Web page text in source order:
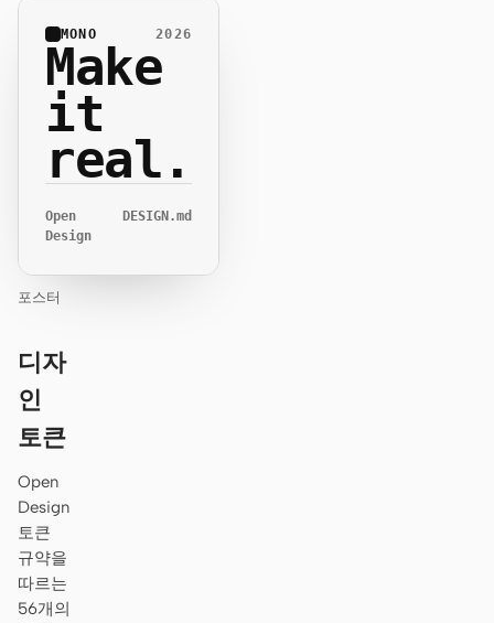
MONO 2026
Make
it
real.
Open
Design
DESIGN.md
포스터
디자
인
토큰
Open
Design
토큰
규약을
따르는
56개의